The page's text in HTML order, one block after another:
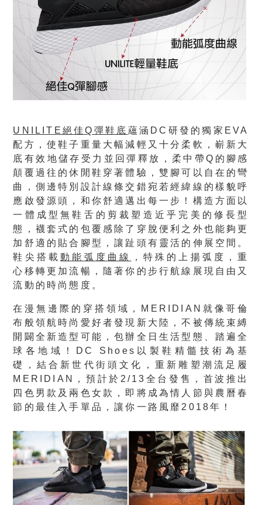
UNILITE 絕佳Q 彈鞋底 蘊涵DC研發的獨家EVA
配方，使鞋子重量大幅減輕又十分柔軟，嶄新大
底有效地儲存受力並回彈釋放，柔中帶Q的腳感
顛覆過往的休閒鞋穿著體驗，雙腳可以自在的彎
曲，側邊特別設計線條交錯宛若經緯線的樣貌呼
應啟發源頭，和你舒適邁出每一步！構造方面以
一體成型無鞋舌的剪裁塑造近乎完美的修長型
態，襪套式的包覆感除了穿脫便利之外也能夠更
加舒適的貼合腳型，讓趾頭有靈活的伸展空間。
鞋尖搭載動能弧度曲線
，特殊的上揚弧度，重
心移轉更加流暢，隨著你的步行航線展現自由又
流動的時尚態度。
在漫無邊際的穿搭領域，MERIDIAN就像哥倫
布般領航時尚愛好者發現新大陸，不被傳統束縛
開闢全新造型可能，包辦全日生活型態、踏遍全
球各地域！DC Shoes以製鞋精髓技術為基
礎，結合新世代街頭文化，重新雕塑潮流足履
MERIDIAN，預計於2/13全台發售，首波推出
四色男款及兩色女款，即將成為情人節與農曆春
節的最佳入手單品，讓你一路風靡2018年！